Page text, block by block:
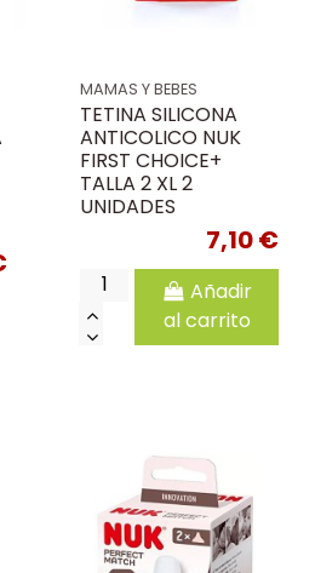
MAMAS Y BEBES
TETINA SILICONA
ANTICOLICO NUK
FIRST CHOICE+
TALLA 2 XL 2
UNIDADES
7,10 €
Añadir
al carrito